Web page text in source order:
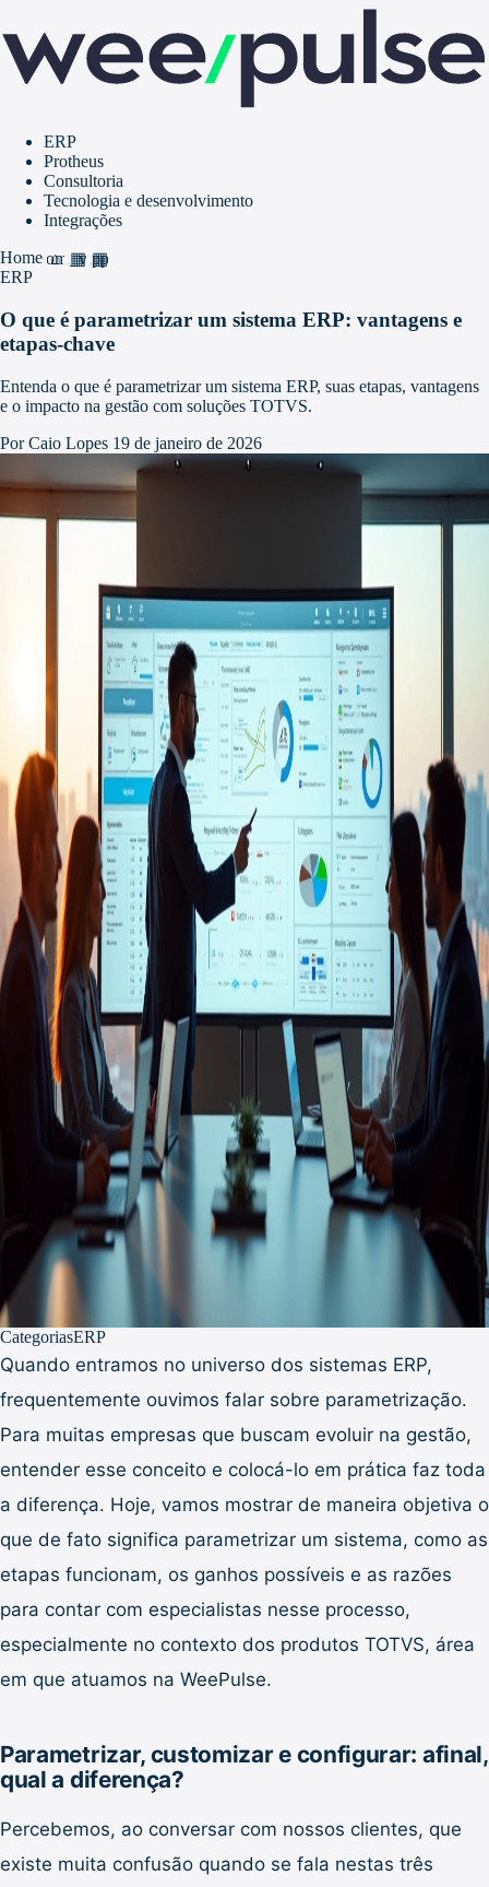
ERP
Protheus
Consultoria
Tecnologia e desenvolvimento
Integrações
Homehome
grid_view
apps
ERP
O que é parametrizar um sistema ERP: vantagens e
etapas-chave
Entenda o que é parametrizar um sistema ERP, suas etapas, vantagens
e o impacto na gestão com soluções TOTVS.
Por Caio Lopes 19 de janeiro de 2026
CategoriasERP
Quando entramos no universo dos sistemas ERP,
frequentemente ouvimos falar sobre parametrização.
Para muitas empresas que buscam evoluir na gestão,
entender esse conceito e colocá-lo em prática faz toda
a diferença. Hoje, vamos mostrar de maneira objetiva o
que de fato significa parametrizar um sistema, como as
etapas funcionam, os ganhos possíveis e as razões
para contar com especialistas nesse processo,
especialmente no contexto dos produtos TOTVS, área
em que atuamos na WeePulse.
Parametrizar, customizar e configurar: afinal,
qual a diferença?
Percebemos, ao conversar com nossos clientes, que
existe muita confusão quando se fala nestas três